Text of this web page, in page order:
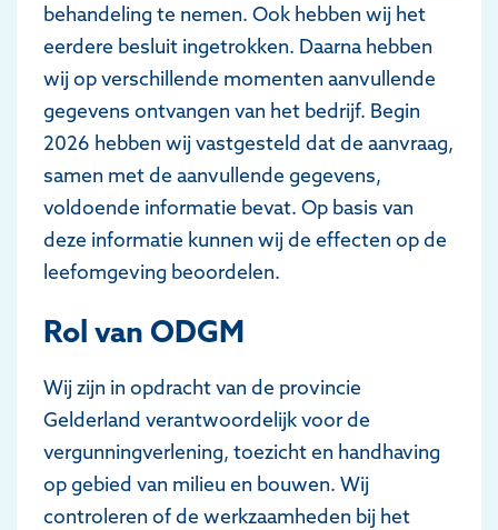
behandeling te nemen. Ook hebben wij het
eerdere besluit ingetrokken. Daarna hebben
wij op verschillende momenten aanvullende
gegevens ontvangen van het bedrijf. Begin
2026 hebben wij vastgesteld dat de aanvraag,
samen met de aanvullende gegevens,
voldoende informatie bevat. Op basis van
deze informatie kunnen wij de effecten op de
leefomgeving beoordelen.
Rol van ODGM
Wij zijn in opdracht van de provincie
Gelderland verantwoordelijk voor de
vergunningverlening, toezicht en handhaving
op gebied van milieu en bouwen. Wij
controleren of de werkzaamheden bij het